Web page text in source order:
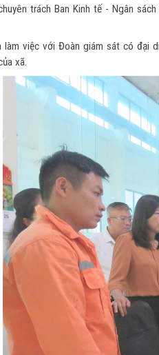
trách Ban Kinh tế - Ngân
làm việc với Đoàn giám sát có đại
xã.